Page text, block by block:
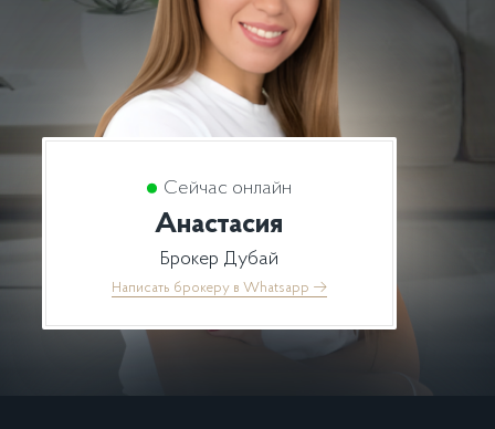
Сейчас онлайн
Анастасия
Брокер Дубай
Написать брокеру в Whatsapp →